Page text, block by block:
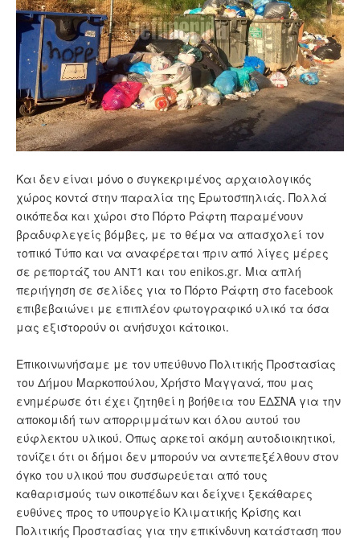
Και δεν είναι μόνο ο συγκεκριμένος αρχαιολογικός
χώρος κοντά στην παραλία της Ερωτοσπηλιάς. Πολλά
οικόπεδα και χώροι στο Πόρτο Ράφτη παραμένουν
βραδυφλεγείς βόμβες, με το θέμα να απασχολεί τον
τοπικό Τύπο και να αναφέρεται πριν από λίγες μέρες
σε ρεπορτάζ του ANT1 και του enikos.gr. Μια απλή
περιήγηση σε σελίδες για το Πόρτο Ράφτη στο facebook
επιβεβαιώνει με επιπλέον φωτογραφικό υλικό τα όσα
μας εξιστορούν οι ανήσυχοι κάτοικοι.
Επικοινωνήσαμε με τον υπεύθυνο Πολιτικής Προστασίας
του Δήμου Μαρκοπούλου, Χρήστο Μαγγανά, που μας
ενημέρωσε ότι έχει ζητηθεί η βοήθεια του ΕΔΣΝΑ για την
αποκομιδή των απορριμμάτων και όλου αυτού του
εύφλεκτου υλικού. Οπως αρκετοί ακόμη αυτοδιοικητικοί,
τονίζει ότι οι δήμοι δεν μπορούν να αντεπεξέλθουν στον
όγκο του υλικού που συσσωρεύεται από τους
καθαρισμούς των οικοπέδων και δείχνει ξεκάθαρες
ευθύνες προς το υπουργείο Κλιματικής Κρίσης και
Πολιτικής Προστασίας για την επικίνδυνη κατάσταση που